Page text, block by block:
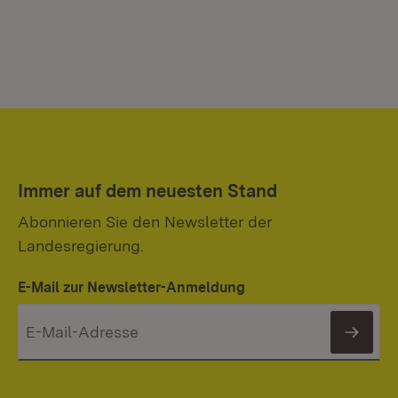
Immer auf dem neuesten Stand
Abonnieren Sie den Newsletter der
Landesregierung.
E-Mail zur Newsletter-Anmeldung